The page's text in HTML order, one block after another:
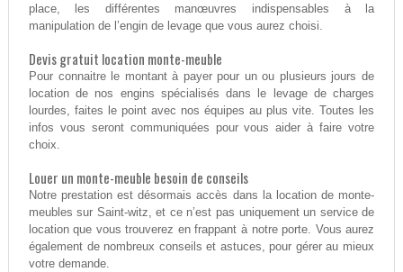
place, les différentes manœuvres indispensables à la
manipulation de l’engin de levage que vous aurez choisi.
Devis gratuit location monte-meuble
Pour connaitre le montant à payer pour un ou plusieurs jours de
location de nos engins spécialisés dans le levage de charges
lourdes, faites le point avec nos équipes au plus vite. Toutes les
infos vous seront communiquées pour vous aider à faire votre
choix.
Louer un monte-meuble besoin de conseils
Notre prestation est désormais accès dans la location de monte-
meubles sur Saint-witz, et ce n’est pas uniquement un service de
location que vous trouverez en frappant à notre porte. Vous aurez
également de nombreux conseils et astuces, pour gérer au mieux
votre demande.